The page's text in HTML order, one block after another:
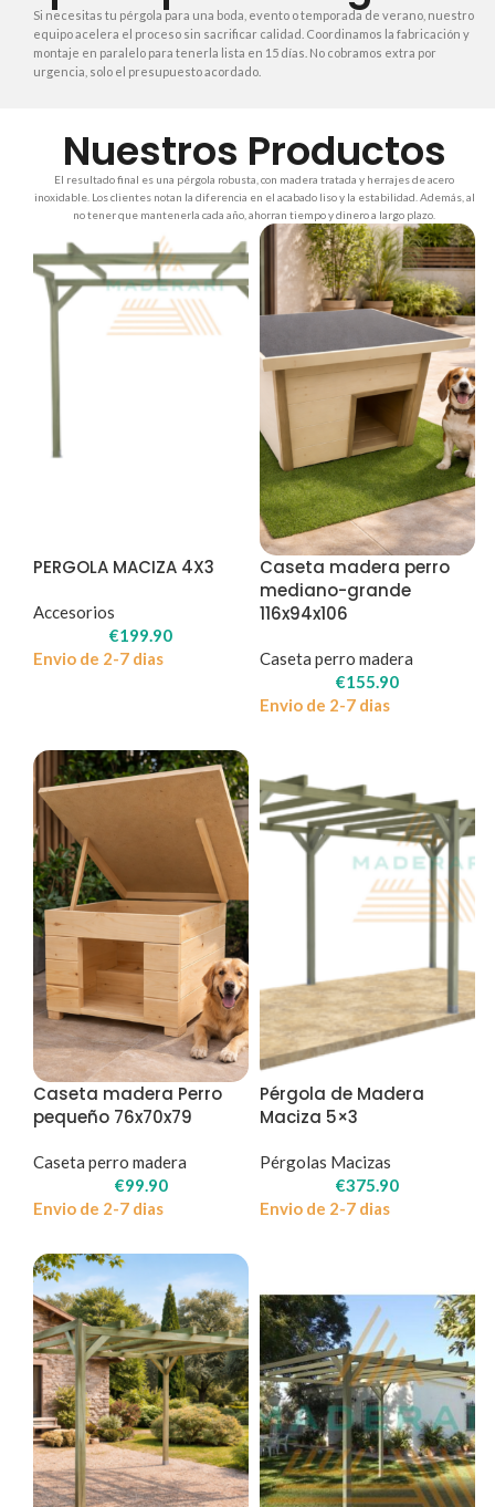
Si necesitas tu pérgola para una boda, evento o temporada de verano, nuestro
equipo acelera el proceso sin sacrificar calidad. Coordinamos la fabricación y
montaje en paralelo para tenerla lista en 15 días. No cobramos extra por
urgencia, solo el presupuesto acordado.
Nuestros Productos
El resultado final es una pérgola robusta, con madera tratada y herrajes de acero
inoxidable. Los clientes notan la diferencia en el acabado liso y la estabilidad. Además, al
no tener que mantenerla cada año, ahorran tiempo y dinero a largo plazo.
PERGOLA MACIZA 4X3
Accesorios
€199.90
Envio de 2-7 dias
Caseta madera perro
mediano-grande
116x94x106
Caseta perro madera
€155.90
Envio de 2-7 dias
Caseta madera Perro
pequeño 76x70x79
Caseta perro madera
€99.90
Envio de 2-7 dias
Pérgola de Madera
Maciza 5×3
Pérgolas Macizas
€375.90
Envio de 2-7 dias